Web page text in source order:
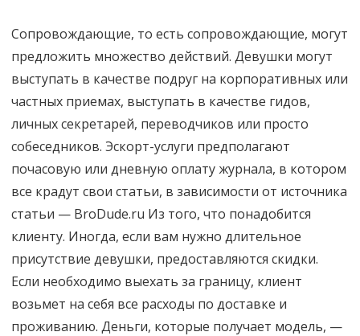
Сопровождающие, то есть сопровождающие, могут
предложить множество действий. Девушки могут
выступать в качестве подруг на корпоративных или
частных приемах, выступать в качестве гидов,
личных секретарей, переводчиков или просто
собеседников. Эскорт-услуги предполагают
почасовую или дневную оплату журнала, в котором
все крадут свои статьи, в зависимости от источника
статьи — BroDude.ru Из того, что понадобится
клиенту. Иногда, если вам нужно длительное
присутствие девушки, предоставляются скидки.
Если необходимо выехать за границу, клиент
возьмет на себя все расходы по доставке и
проживанию. Деньги, которые получает модель, —